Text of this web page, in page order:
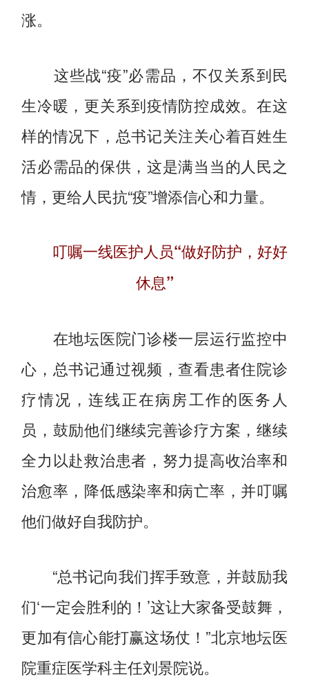
涨。
这些战“疫”必需品，不仅关系到民
生冷暖，更关系到疫情防控成效。在这
样的情况下，总书记关注关心着百姓生
活必需品的保供，这是满当当的人民之
情，更给人民抗“疫”增添信心和力量。
叮嘱一线医护人员“做好防护，好好
休息”
在地坛医院门诊楼一层运行监控中
心，总书记通过视频，查看患者住院诊
疗情况，连线正在病房工作的医务人
员，鼓励他们继续完善诊疗方案，继续
全力以赴救治患者，努力提高收治率和
治愈率，降低感染率和病亡率，并叮嘱
他们做好自我防护。
“总书记向我们挥手致意，并鼓励我
们‘一定会胜利的！’这让大家备受鼓舞，
更加有信心能打赢这场仗！”北京地坛医
院重症医学科主任刘景院说。